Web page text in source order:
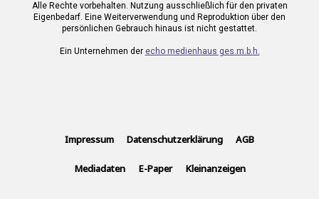
Alle Rechte vorbehalten. Nutzung ausschließlich für den privaten
Eigenbedarf. Eine Weiterverwendung und Reproduktion über den
persönlichen Gebrauch hinaus ist nicht gestattet.
Ein Unternehmen der echo medienhaus ges.m.b.h.
Impressum Datenschutzerklärung AGB
Mediadaten E-Paper Kleinanzeigen